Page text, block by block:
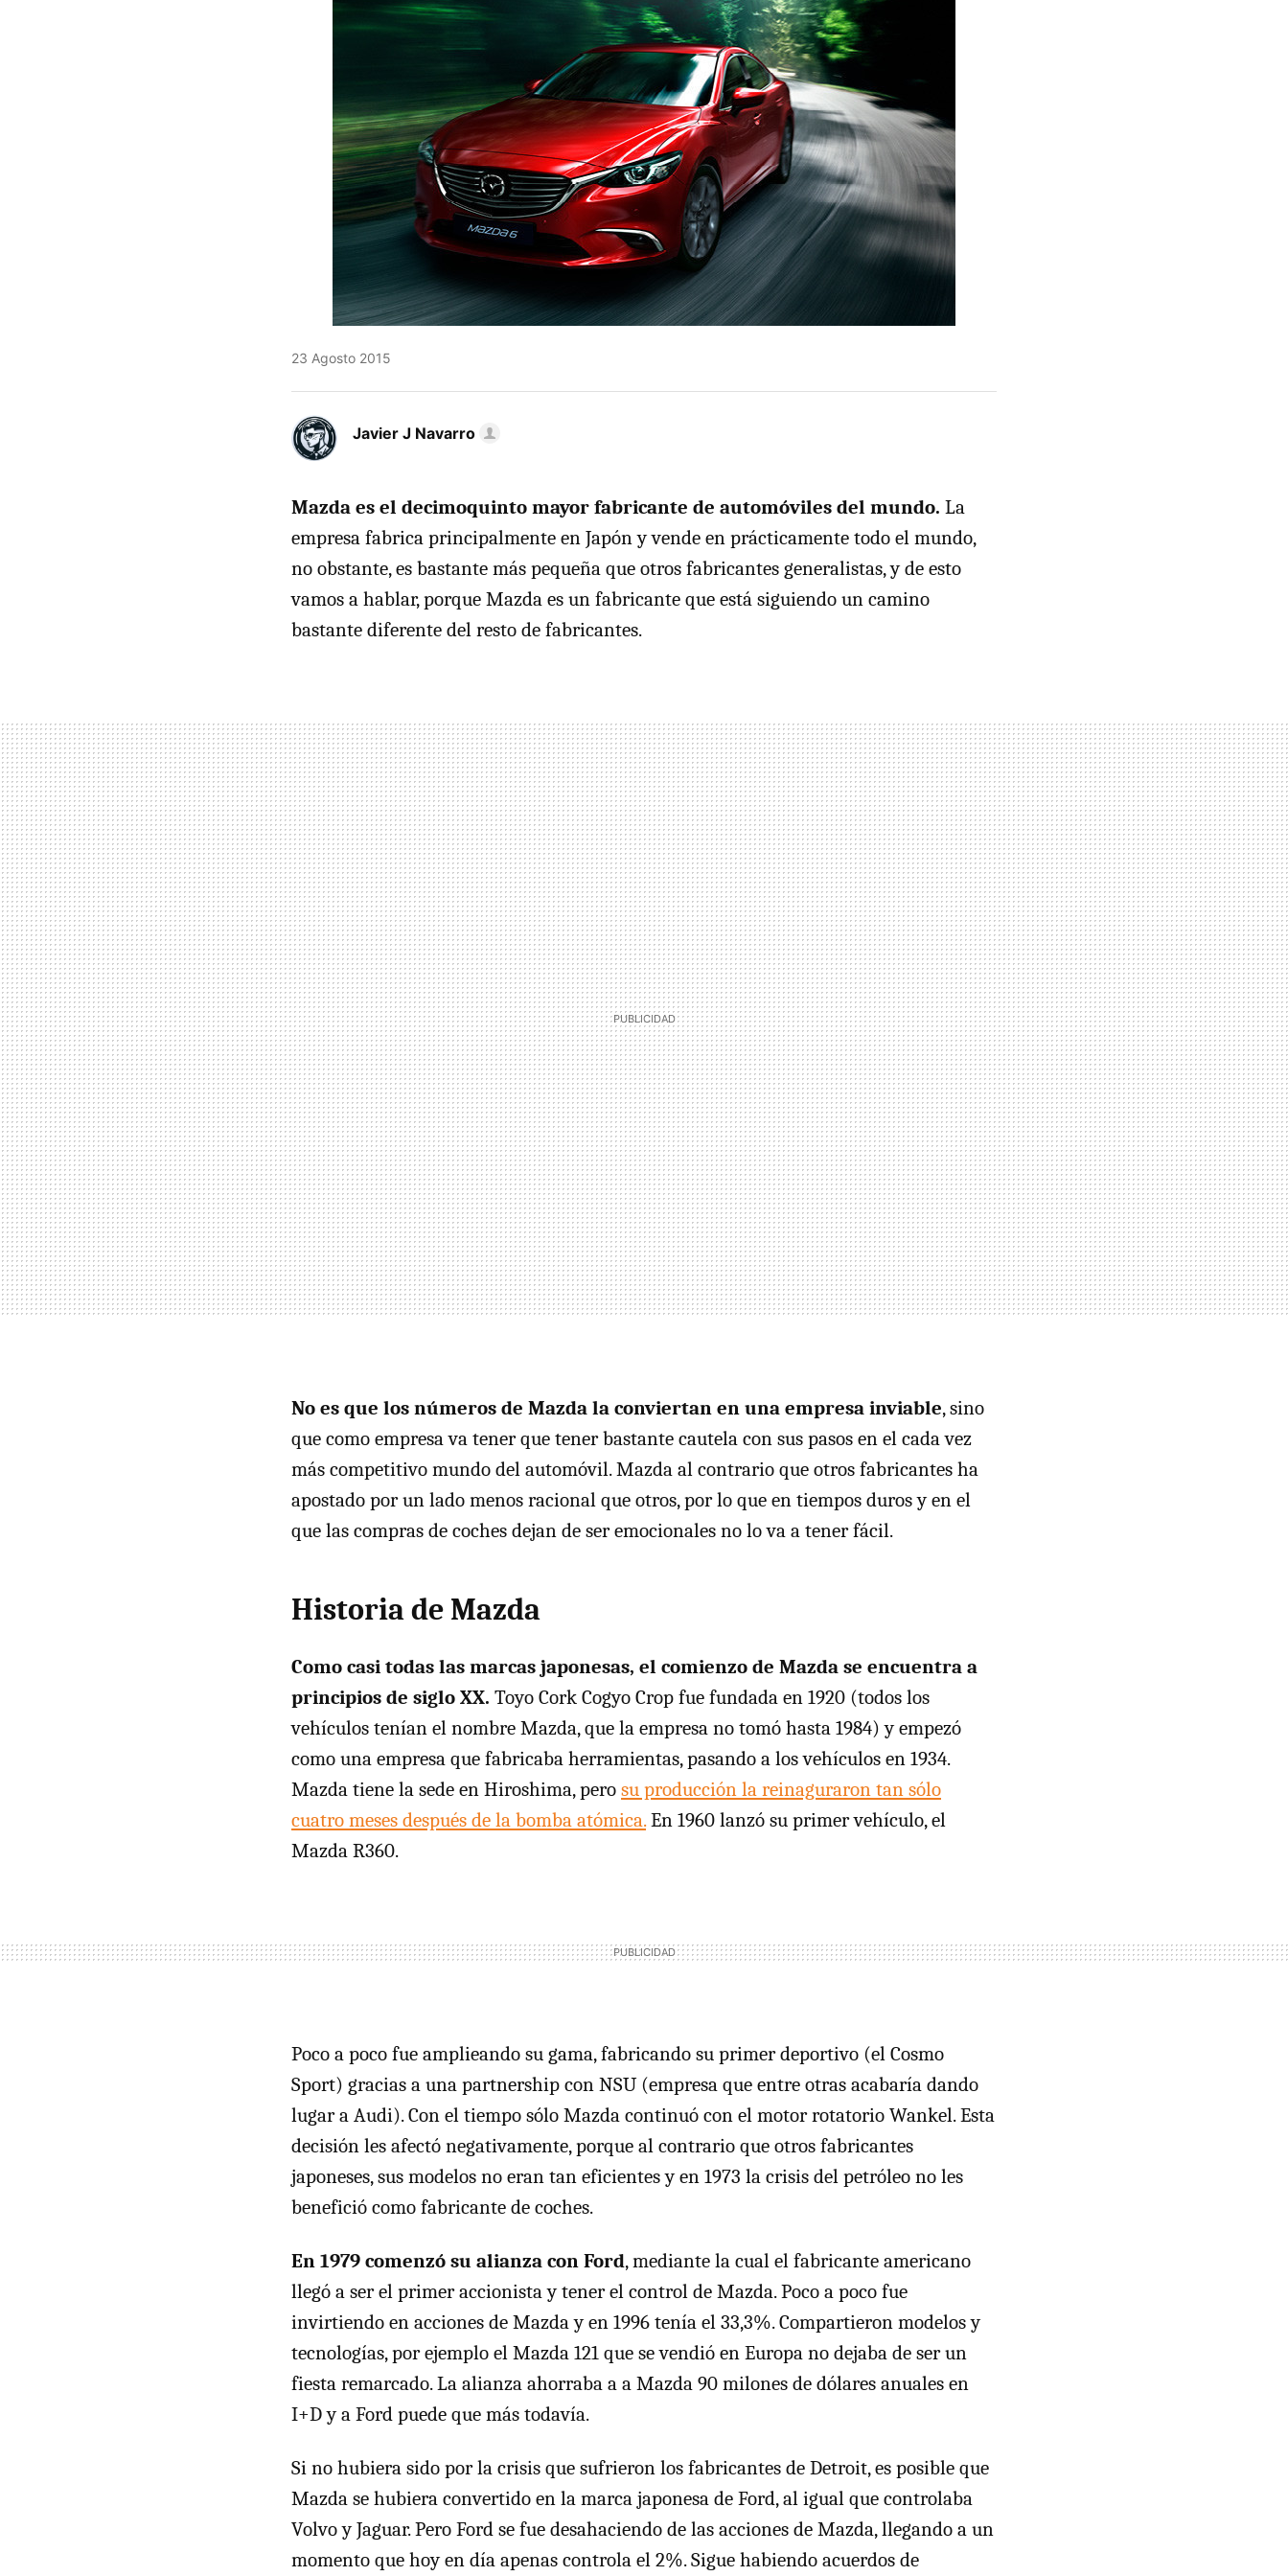
23 Agosto 2015
Javier J Navarro
Mazda es el decimoquinto mayor fabricante de automóviles del mundo. La
empresa fabrica principalmente en Japón y vende en prácticamente todo el mundo,
no obstante, es bastante más pequeña que otros fabricantes generalistas, y de esto
vamos a hablar, porque Mazda es un fabricante que está siguiendo un camino
bastante diferente del resto de fabricantes.
No es que los números de Mazda la conviertan en una empresa inviable, sino
que como empresa va tener que tener bastante cautela con sus pasos en el cada vez
más competitivo mundo del automóvil. Mazda al contrario que otros fabricantes ha
apostado por un lado menos racional que otros, por lo que en tiempos duros y en el
que las compras de coches dejan de ser emocionales no lo va a tener fácil.
Historia de Mazda
Como casi todas las marcas japonesas, el comienzo de Mazda se encuentra a
principios de siglo XX. Toyo Cork Cogyo Crop fue fundada en 1920 (todos los
vehículos tenían el nombre Mazda, que la empresa no tomó hasta 1984) y empezó
como una empresa que fabricaba herramientas, pasando a los vehículos en 1934.
Mazda tiene la sede en Hiroshima, pero su producción la reinaguraron tan sólo
cuatro meses después de la bomba atómica.En 1960 lanzó su primer vehículo, el
Mazda R360.
Poco a poco fue amplieando su gama, fabricando su primer deportivo (el Cosmo
Sport) gracias a una partnership con NSU (empresa que entre otras acabaría dando
lugar a Audi). Con el tiempo sólo Mazda continuó con el motor rotatorio Wankel. Esta
decisión les afectó negativamente, porque al contrario que otros fabricantes
japoneses, sus modelos no eran tan eficientes y en 1973 la crisis del petróleo no les
benefició como fabricante de coches.
En 1979 comenzó su alianza con Ford, mediante la cual el fabricante americano
llegó a ser el primer accionista y tener el control de Mazda. Poco a poco fue
invirtiendo en acciones de Mazda y en 1996 tenía el 33,3%. Compartieron modelos y
tecnologías, por ejemplo el Mazda 121 que se vendió en Europa no dejaba de ser un
fiesta remarcado. La alianza ahorraba a a Mazda 90 milones de dólares anuales en
I+D y a Ford puede que más todavía.
Si no hubiera sido por la crisis que sufrieron los fabricantes de Detroit, es posible que
Mazda se hubiera convertido en la marca japonesa de Ford, al igual que controlaba
Volvo y Jaguar. Pero Ford se fue desahaciendo de las acciones de Mazda, llegando a un
momento que hoy en día apenas controla el 2%. Sigue habiendo acuerdos de